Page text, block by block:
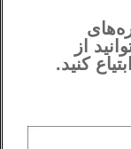
از
ابتیاع کنید.